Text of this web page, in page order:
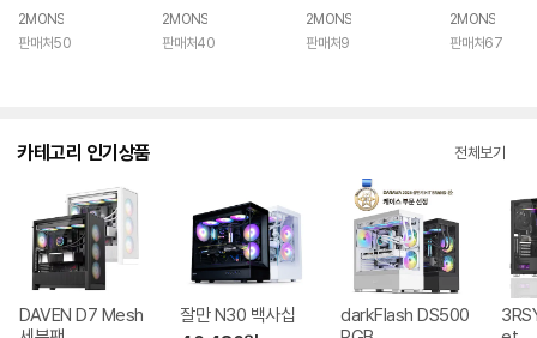
2MONS
판매처50
2MONS
판매처40
2MONS
판매처9
2MONS
판매처67
카테고리 인기상품 전체보기
DAVEN D7 Mesh
잘만 N30 백사십
darkFlash DS500